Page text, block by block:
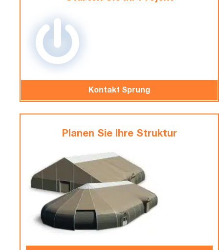
Kontakt Sprung
Planen Sie Ihre Struktur